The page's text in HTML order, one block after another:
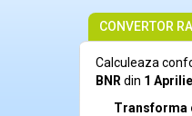
CONVERTOR
Calculeaza
BNR din 1
Transforma